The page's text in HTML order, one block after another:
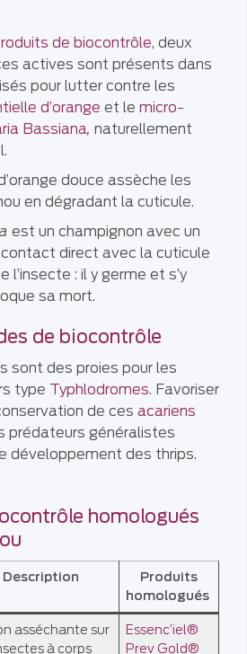
de biocontrôle, deux
actives sont présents dans
pour lutter contre les
d’orange et le micro-
Bassiana, naturellement
douce assèche les
en dégradant la cuticule.
est un champignon avec un
direct avec la cuticule
l’insecte : il y germe et s’y
sa mort.
de biocontrôle
sont des proies pour les
type Typhlodromes. Favoriser
de ces acariens
prédateurs généralistes
développement des thrips.
homologués
Description
Produits
homologués
asséchante sur
à corps
Essenc’iel®
Prev Gold®